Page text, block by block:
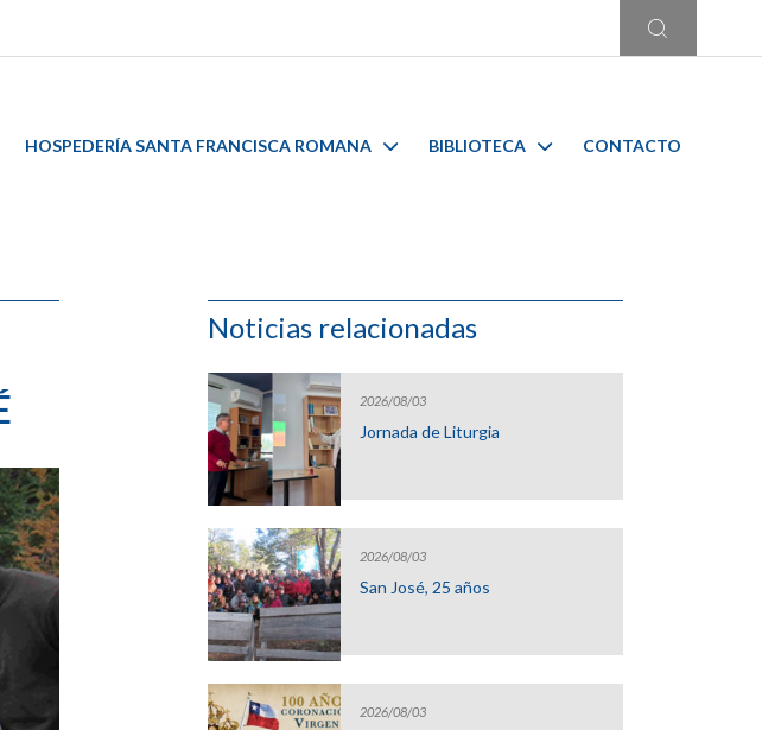
HOSPEDERÍA SANTA FRANCISCA ROMANA BIBLIOTECA CONTACTO
Noticias relacionadas
2026/08/03
Jornada de Liturgia
2026/08/03
San José, 25 años
2026/08/03